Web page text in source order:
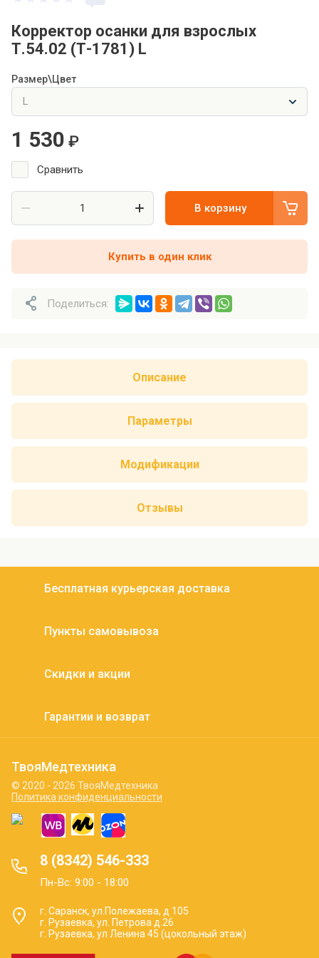
Корректор осанки для взрослых
Т.54.02 (Т-1781) L
Размер\Цвет
1 530 ₽
Сравнить
В корзину
Купить в один клик
Поделиться:
Описание
Параметры
Модификации
Отзывы
Бесплатная курьерская доставка
Пункты самовывоза
Скидки и акции
Гарантии и возврат
ТвояМедтехника
© 2020 - 2026 ТвояМедтехника
Политика конфиденциальности
8 (8342) 546-333
Пн-Вс: 9:00 - 18:00
г. Саранск, ул.Полежаева, д 105
г. Рузаевка, ул. Петрова д.26
г. Рузаевка, ул Ленина 45 (цокольный этаж)